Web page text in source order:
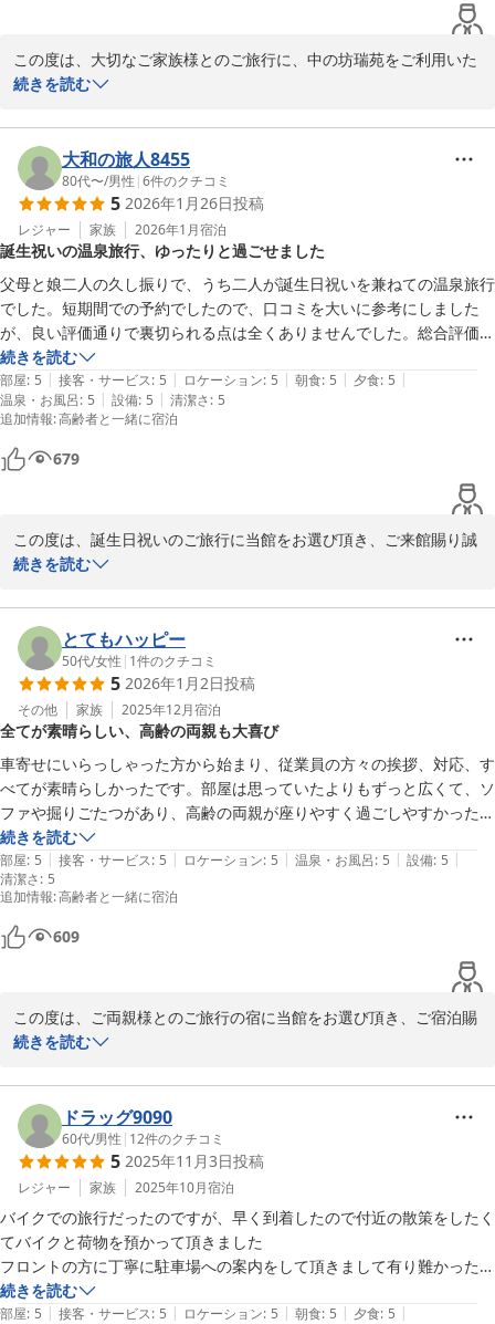
この度は、大切なご家族様とのご旅行に、中の坊瑞苑をご利用いた
だき、誠にありがとうございました。
厚く御礼申し上げます。
今回はご両親様と妹様もご一緒とのことで、金泉・銀泉の両方を備
えた露天風呂付貴賓室にて、ご家族皆様でゆったりとお過ごしいた
だけたご様子を伺い、私どもも大変嬉しく存じます 。前回のレスト
ランでのすき焼き会席とは趣を変え、プライベートダイニングでの
「料理長おまかせ会席」をお楽しみいただきましたが、お口に合い
ましたでしょうか 。
「今回も良い接客で良い旅行になった」とのお言葉は、私共スタッ
フにとって何よりの報酬でございます 。これからもお客様お一人お
ひとりの期待に添えるよう、真心込めたおもてなしを追求してまい
る所存です。
有馬の四季は、また違った表情を見せてくれます。ぜひまた季節を
変えて、皆様お揃いでお越しいただけますことを、一同心よりお待
ち申し上げております。
2026-03-20
続きを読む
大和の旅人8455
80代〜/男性 |6件のクチコミ
5 2026年1月26日投稿
レジャー 家族 2026年1月宿泊
誕生祝いの温泉旅行、ゆったりと過ごせました
父母と娘二人の久し振りで、うち二人が誕生日祝いを兼ねての温泉旅行
でした。短期間での予約でしたので、口コミを大いに参考にしました
が、良い評価通りで裏切られる点は全くありませんでした。総合評価は
当然「大満足」。最たるものは、①瑞苑さんからの誕生祝の数々(伏せ
ておきます)、②チェックアウトが12時で、朝食を昼食に振り替えOKで
とてもゆったりとさせてもらえたことでした。旅行の時いつもこうあっ
て欲しいと思うことが瑞苑さんではやっておられたことでした。係りの
どなたもにこやかでゆとりを持ってお客のわがままを許してもらえた思
い出に残る旅でした。本当に有難うございました。
続きを読む
部屋: 5 | 接客・サービス: 5 | ロケーション: 5 | 朝食: 5 | 夕食: 5 |
温泉・お風呂: 5 | 設備: 5 | 清潔さ: 5
追加情報:高齢者と一緒に宿泊
679
この度は、誕生日祝いのご旅行に当館をお選び頂き、ご来館賜り誠
に有難うございました。また、温かいお言葉とともに過分な評価を
お食事などにご満足頂けたご様子をお伺いし、大変嬉しく存じま
す。総合評価は当然「大満足」と仰っていただけることが、私ども
にとって何よりの励みでございます。 次回お越しいただいた際に
も、今回以上にご満足いただけるひとときを提供できるよう、日々
精進してまいりますので、引き続き、お引き立て賜ります様、謹ん
でお願い申し上げます。では、またのご来館を係一同心よりお待ち
申し上げております。中の坊瑞苑　フロント支配人 直田知彦
有馬温泉 中の坊 瑞苑
2026-01-28
続きを読む
とてもハッピー
50代/女性 | 1件のクチコミ
5 2026年1月2日投稿
その他 家族 2025年12月宿泊
全てが素晴らしい、高齢の両親も大喜び
車寄せにいらっしゃった方から始まり、従業員の方々の挨拶、対応、す
べてが素晴らしかったです。部屋は思っていたよりもずっと広くて、ソ
ファや掘りごたつがあり、高齢の両親が座りやすく過ごしやすかったこ
と、父が朝遅くまで寝ていましたが、早起きの私は掘りごたつでゆっく
りと過ごすことができたので、とてもよかったです。夫と二人でラウン
ジのハッピーアワーも利用させていただき、清潔な大浴場、お風呂上が
りの飲み物、どれをとっても最高でした。両親がすごく喜んでくれたの
で、連れて行ってよかったです。長寿祝いの記念写真もありがとうござ
続きを読む
部屋: 5 | 接客・サービス: 5 | ロケーション: 5 | 温泉・お風呂: 5 | 設備: 5 |
清潔さ: 5
追加情報:高齢者と一緒に宿泊
609
この度は、ご両親様とのご旅行の宿に当館をお選び頂き、ご宿泊賜
り誠に有難うございました。また、ご宿泊の感想ならびに口コミへ
お部屋や接客サービスならびに大浴場やその他サービス等にご満足
頂けたご様子を伺いし大変嬉しくぞんじます。頂戴したお言葉を励
みに、次回お越しいただいた際にも、今回以上にご満足いただける
ひとときを提供できるよう、現状に甘んじることなく精進してまい
ります。またのご来館を心よりお待ち申し上げております。中の坊
瑞苑　フロント支配人 直田知彦
有馬温泉 中の坊 瑞苑
2026-01-03
続きを読む
ドラッグ9090
60代/男性 | 12件のクチコミ
5 2025年11月3日投稿
レジャー 家族 2025年10月宿泊
バイクでの旅行だったのですが、早く到着したので付近の散策をしたく
てバイクと荷物を預かって頂きました
フロントの方に丁寧に駐車場への案内をして頂きまして有り難かったで
す
続きを読む
部屋: 5 | 接客・サービス: 5 | ロケーション: 5 | 朝食: 5 | 夕食: 5 |